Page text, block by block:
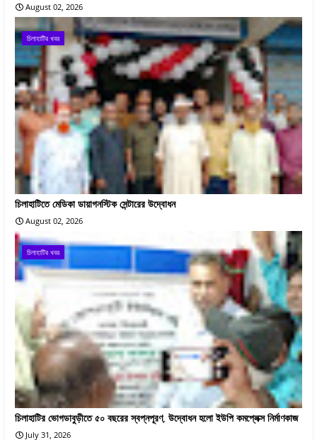
August 02, 2026
চিলাহাটির খবর
চিলাহাটিতে মেডিকা ডায়াগনস্টিক সেন্টারের উদ্বোধন
August 02, 2026
চিলাহাটির খবর
চিলাহাটির ভোগডাবুড়ীতে ৫০ বছরের স্বপ্নপূরণ, উদ্বোধন হলো ইউপি কমপ্লেক্স নির্মাণকাজ
July 31, 2026